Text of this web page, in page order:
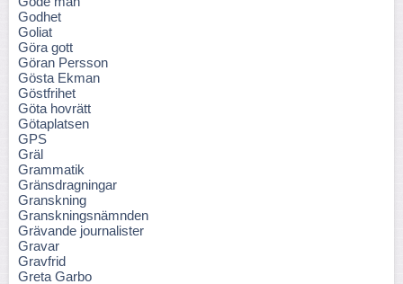
Godhet
Goliat
Göra gott
Göran Persson
Gösta Ekman
Göstfrihet
Göta hovrätt
Götaplatsen
GPS
Gräl
Grammatik
Gränsdragningar
Granskning
Granskningsnämnden
Grävande journalister
Gravar
Gravfrid
Greta Garbo